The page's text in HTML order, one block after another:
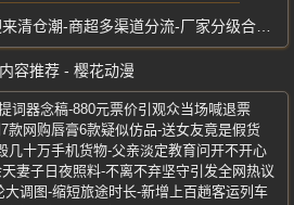
潮-商超多渠道分流-厂家分级合规处置尾货
容推荐 - 樱花动漫
词器念稿-880元票价引观众当场喊退票
款网购唇膏6款疑似仿品-送女友竟是假货
几十万手机货物-父亲淡定教育问开不开心
妻子日夜照料-不离不弃坚守引发全网热议
调图-缩短旅途时长-新增上百趟客运列车